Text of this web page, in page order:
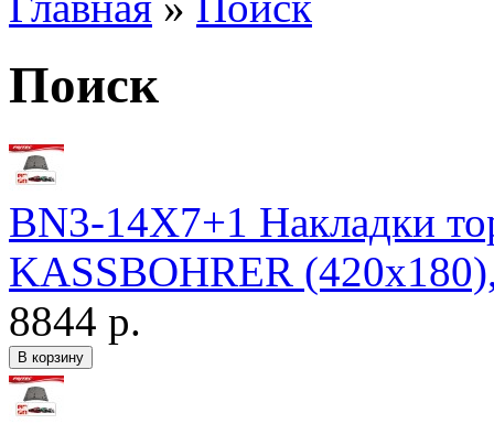
Поиск
BN3-14X7+1 Накладки
KASSBOHRER
8844 р.